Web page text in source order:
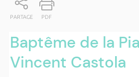
PARTAGE PDF
Baptême de la
Vincent Castola